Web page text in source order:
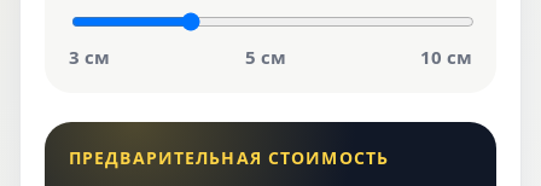
3 см 5 см 10 см
ПРЕДВАРИТЕЛЬНАЯ СТОИМОСТЬ